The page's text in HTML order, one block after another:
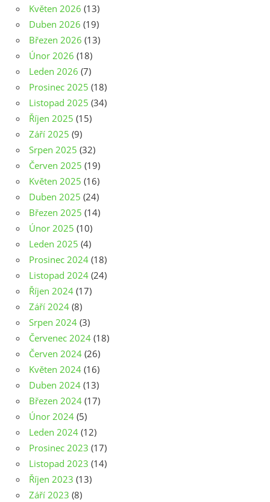
Květen 2026 (13)
Duben 2026 (19)
Březen 2026 (13)
Únor 2026 (18)
Leden 2026 (7)
Prosinec 2025 (18)
Listopad 2025 (34)
Říjen 2025 (15)
Září 2025 (9)
Srpen 2025 (32)
Červen 2025 (19)
Květen 2025 (16)
Duben 2025 (24)
Březen 2025 (14)
Únor 2025 (10)
Leden 2025 (4)
Prosinec 2024 (18)
Listopad 2024 (24)
Říjen 2024 (17)
Září 2024 (8)
Srpen 2024 (3)
Červenec 2024 (18)
Červen 2024 (26)
Květen 2024 (16)
Duben 2024 (13)
Březen 2024 (17)
Únor 2024 (5)
Leden 2024 (12)
Prosinec 2023 (17)
Listopad 2023 (14)
Říjen 2023 (13)
Září 2023 (8)